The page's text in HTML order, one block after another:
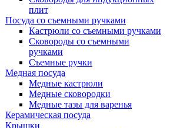
плит
Посуда со съемными ручками
Кастрюли со съемными ручками
Сковороды со съемными
ручками
Съемные ручки
Медная посуда
Медные кастрюли
Медные сковородки
Медные тазы для варенья
Керамическая посуда
Крышки